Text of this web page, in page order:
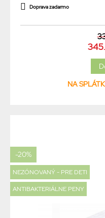
Doprava zadarmo
NA
-20%
NEZÓNOVANÝ - PRE DETI
ANTIBAKTERIÁLNE PENY